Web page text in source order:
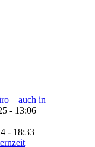
– auch in
- 13:06
- 18:33